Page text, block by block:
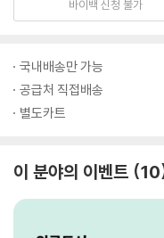
바이백 신청 불가
국내배송만 가능
공급처 직접배송
별도카트
이 분야의 이벤트 10